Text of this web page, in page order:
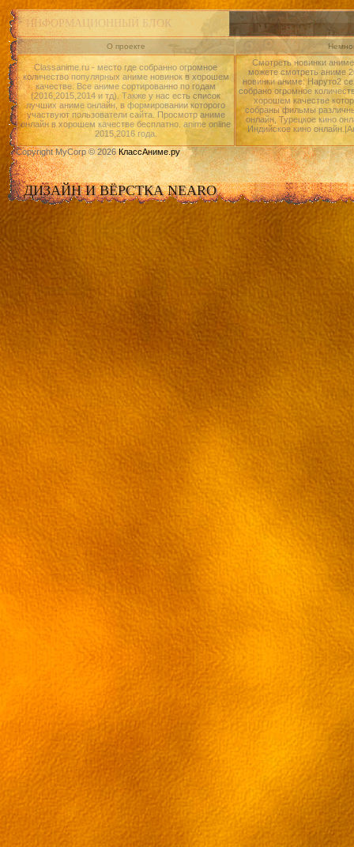
ИНФОРМАЦИОННЫЙ БЛОК
О проекте
Classanime.ru - место где собранно огромное
количество популярных аниме новинок в хорошем
качестве. Все аниме сортированно по годам
(2016,2015,2014 и тд). Также у нас есть список
лучших аниме онлайн, в формировании которого
участвуют пользователи сайта. Просмотр аниме
онлайн в хорошем качестве бесплатно. anime online
2015,2016 года.
Смотреть новинки
можете смотреть аниме
новинки аниме: Наруто2
собрано огромное
хорошем качестве
собраны фильмы
онлайн, Турецкое кино
Индийское кино
Copyright MyCorp © 2026КлассАниме.ру
ДИЗАЙН И ВЁРСТКА NEARO